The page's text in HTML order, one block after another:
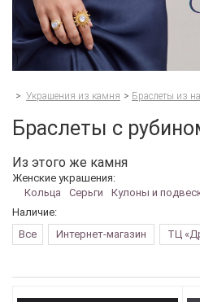
> Украшения из камня > Браслеты из
Браслеты с
Из этого же камня
Женские украшения:
Кольца
Серьги Кулоны и
Наличие:
Все
Интернет-магазин ТЦ